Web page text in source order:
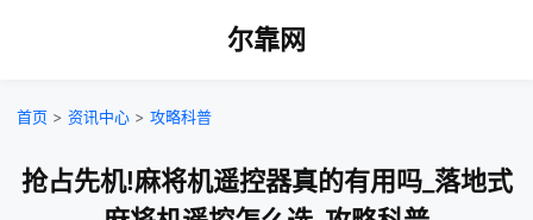
尔靠网
首页 > 资讯中心 > 攻略科普
抢占先机!麻将机遥控器真的有用吗_落地式